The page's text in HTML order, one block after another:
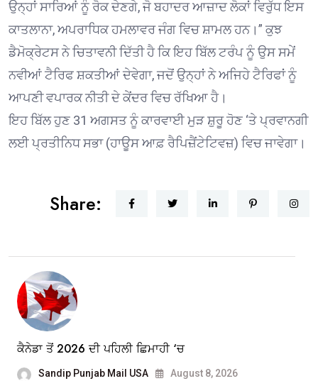
ਉਨ੍ਹਾਂ ਸਾਰਿਆਂ ਨੂੰ ਰੋਕ ਦੇਣਗੇ, ਜੋ ਬਹਾਦਰ ਆਜ਼ਾਦ ਲੋਕਾਂ ਵਿਰੁੱਧ ਇਸ
ਕਾਤਲਾਨਾ, ਅਪਰਾਧਿਕ ਹਮਲਾਵਰ ਜੰਗ ਵਿਚ ਸ਼ਾਮਲ ਹਨ।” ਕੁਝ
ਡੈਮੋਕ੍ਰੇਟਸ ਨੇ ਚਿਤਾਵਨੀ ਦਿੱਤੀ ਹੈ ਕਿ ਇਹ ਬਿੱਲ ਟਰੰਪ ਨੂੰ ਉਸ ਸਮੇਂ
ਨਵੀਆਂ ਟੈਰਿਫ ਸ਼ਕਤੀਆਂ ਦੇਵੇਗਾ, ਜਦੋਂ ਉਨ੍ਹਾਂ ਨੇ ਅਜਿਹੇ ਟੈਰਿਫਾਂ ਨੂੰ
ਆਪਣੀ ਵਪਾਰਕ ਨੀਤੀ ਦੇ ਕੇਂਦਰ ਵਿਚ ਰੱਖਿਆ ਹੈ।
ਇਹ ਬਿੱਲ ਹੁਣ 31 ਅਗਸਤ ਨੂੰ ਕਾਰਵਾਈ ਮੁੜ ਸ਼ੁਰੂ ਹੋਣ ‘ਤੇ ਪ੍ਰਵਾਨਗੀ
ਲਈ ਪ੍ਰਤੀਨਿਧ ਸਭਾ (ਹਾਊਸ ਆਫ਼ ਰੈਪਿਜ਼ੈਂਟੇਟਿਵਜ਼) ਵਿਚ ਜਾਵੇਗਾ।
Share:
ਕੈਨੇਡਾ ਤੋਂ 2026 ਦੀ ਪਹਿਲੀ ਛਿਮਾਹੀ ‘ਚ
Sandip Punjab Mail USA August 8, 2026